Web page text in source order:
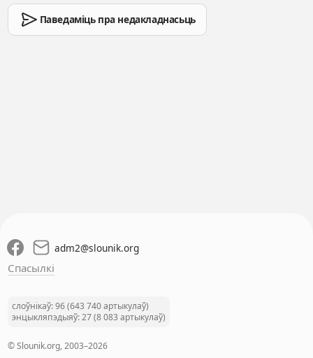
Паведаміць пра недакладнасьць
adm2@slounik.org
Спасылкі
слоўнікаў: 96 (643 740 артыкулаў)
энцыкляпэдыяў: 27 (8 083 артыкулаў)
© Slounik.org, 2003–2026